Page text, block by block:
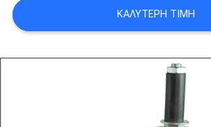
ΠΟΛΙΤΙΚΉ
ΑΠΟΡΡΉΤΟΥ
ΚΑΛΎΤΕΡΗ ΤΙΜΉ